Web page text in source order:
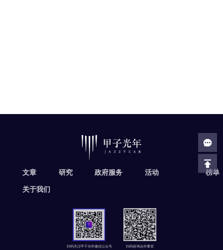
文章 研究 政府服务 活动 榜单
关于我们
扫码关注甲子光年微信公众号 扫码咨询合作事宜